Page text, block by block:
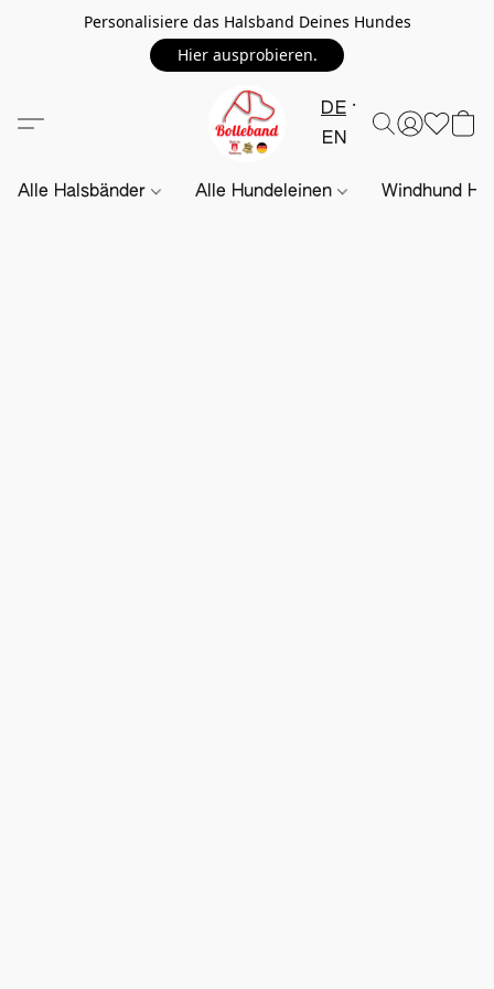
Personalisiere das Halsband Deines Hundes
Hier ausprobieren.
DE
EN
Alle Halsbänder Alle Hundeleinen Windhund